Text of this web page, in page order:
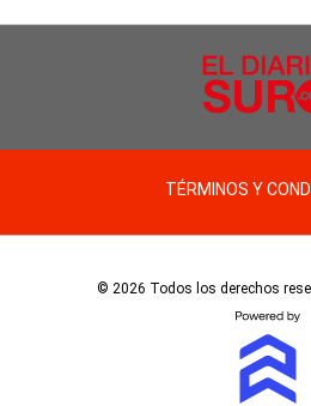
TÉRMINOS Y
© 2026 Todos los derechos